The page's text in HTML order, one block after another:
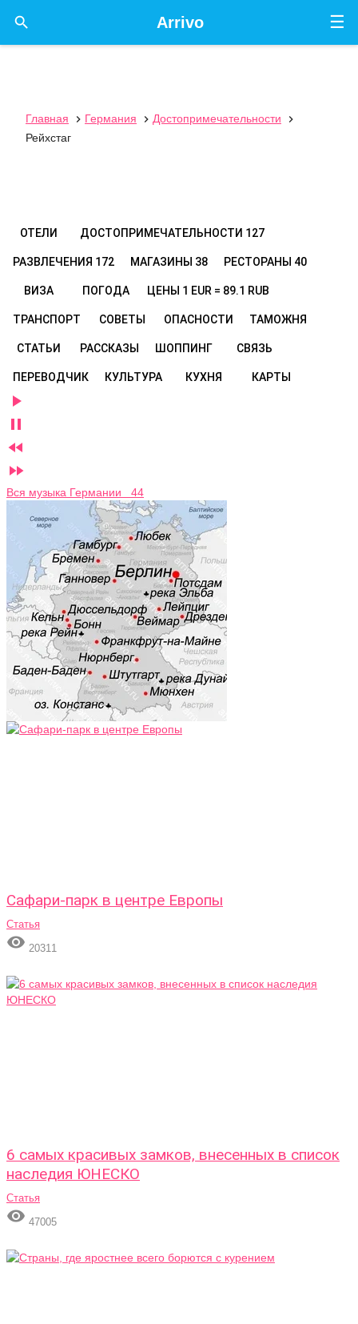
☰
Arrivo

Главная  Германия  Достопримечательности

Рейхстаг
ОТЕЛИ ДОСТОПРИМЕЧАТЕЛЬНОСТИ 127
РАЗВЛЕЧЕНИЯ 172 МАГАЗИНЫ 38 РЕСТОРАНЫ 40
ВИЗА ПОГОДА ЦЕНЫ 1 EUR = 89.1 RUB
ТРАНСПОРТ СОВЕТЫ ОПАСНОСТИ ТАМОЖНЯ
СТАТЬИ РАССКАЗЫ ШОППИНГ СВЯЗЬ
ПЕРЕВОДЧИК КУЛЬТУРА КУХНЯ КАРТЫ




Вся музыка Германии 44
Сафари-парк в центре Европы
Статья
 20311
6 самых красивых замков, внесенных в список
наследия ЮНЕСКО
Статья
 47005